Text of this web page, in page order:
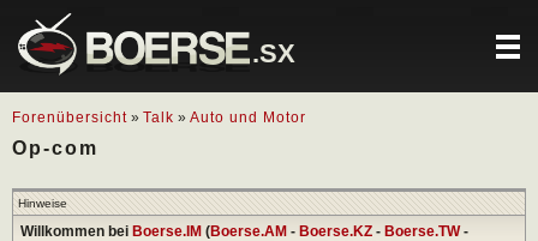
.SX
Forenübersicht » Talk » Auto und Motor
Op-com
Hinweise
Willkommen bei Boerse.IM (Boerse.AM - Boerse.KZ - Boerse.TW-